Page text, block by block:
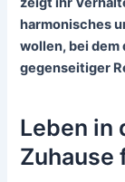
harmonisches
wollen, bei dem
gegenseitiger
Leben in
Zuhause